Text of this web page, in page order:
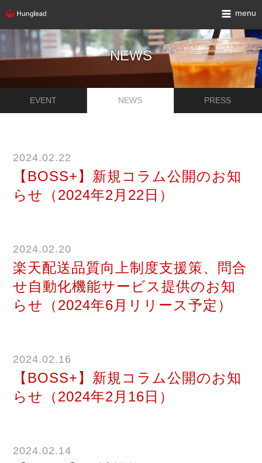
menu
NEWS
EVENT NEWS PRESS
2024.02.22
【BOSS+】新規コラム公開のお知
らせ（2024年2月22日）
2024.02.20
楽天配送品質向上制度支援策、問合
せ自動化機能サービス提供のお知
らせ（2024年6月リリース予定）
2024.02.16
【BOSS+】新規コラム公開のお知
らせ（2024年2月16日）
2024.02.14